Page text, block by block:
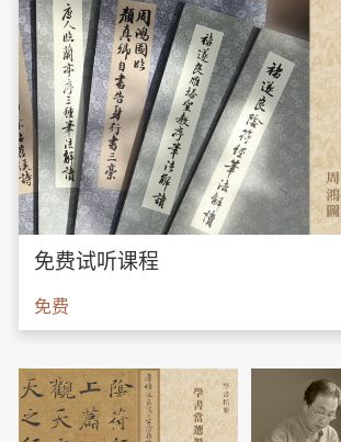
免费试听课程
免费